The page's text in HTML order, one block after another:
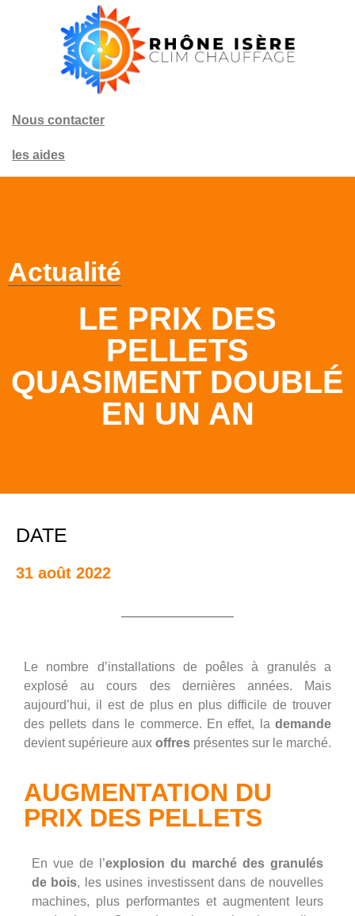
Nous contacter
les aides
Actualité
LE PRIX DES
PELLETS
QUASIMENT DOUBLÉ
EN UN AN
DATE
31 août 2022
Le nombre d’installations de poêles à granulésa
explosé au cours des dernières années. Mais
aujourd’hui, il est de plus en plus difficile de trouver
des pellets dans le commerce. En effet, la demande
devient supérieure aux offres présentes sur le marché.
AUGMENTATION DU
PRIX DES PELLETS
En vue de l’explosion du marché des granulés
de bois, les usines investissent dans de nouvelles
machines, plus performantes et augmentent leurs